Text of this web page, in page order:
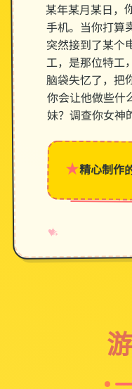
某年某月某日，
手机。当你打算
突然接到了某个
工，是那位特工
脑袋失忆了，把
你会让他做些什
妹？调查你女神
★精心制作
♥
✧
→